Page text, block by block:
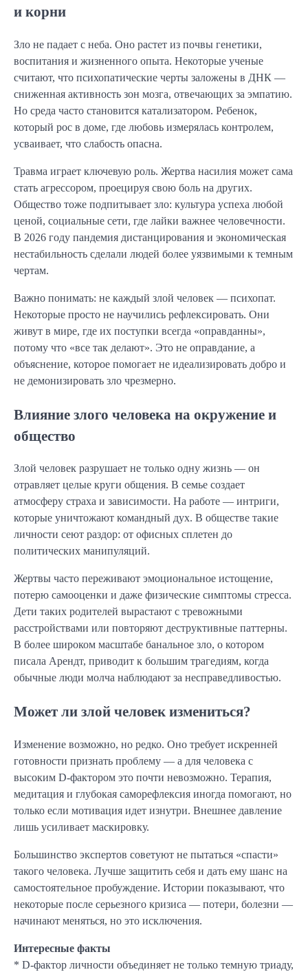
и корни
Зло не падает с неба. Оно растет из почвы генетики,
воспитания и жизненного опыта. Некоторые ученые
считают, что психопатические черты заложены в ДНК —
сниженная активность зон мозга, отвечающих за эмпатию.
Но среда часто становится катализатором. Ребенок,
который рос в доме, где любовь измерялась контролем,
усваивает, что слабость опасна.
Травма играет ключевую роль. Жертва насилия может сама
стать агрессором, проецируя свою боль на других.
Общество тоже подпитывает зло: культура успеха любой
ценой, социальные сети, где лайки важнее человечности.
В 2026 году пандемия дистанцирования и экономическая
нестабильность сделали людей более уязвимыми к темным
чертам.
Важно понимать: не каждый злой человек — психопат.
Некоторые просто не научились рефлексировать. Они
живут в мире, где их поступки всегда «оправданны»,
потому что «все так делают». Это не оправдание, а
объяснение, которое помогает не идеализировать добро и
не демонизировать зло чрезмерно.
Влияние злого человека на окружение и
общество
Злой человек разрушает не только одну жизнь — он
отравляет целые круги общения. В семье создает
атмосферу страха и зависимости. На работе — интриги,
которые уничтожают командный дух. В обществе такие
личности сеют раздор: от офисных сплетен до
политических манипуляций.
Жертвы часто переживают эмоциональное истощение,
потерю самооценки и даже физические симптомы стресса.
Дети таких родителей вырастают с тревожными
расстройствами или повторяют деструктивные паттерны.
В более широком масштабе банальное зло, о котором
писала Арендт, приводит к большим трагедиям, когда
обычные люди молча наблюдают за несправедливостью.
Может ли злой человек измениться?
Изменение возможно, но редко. Оно требует искренней
готовности признать проблему — а для человека с
высоким D-фактором это почти невозможно. Терапия,
медитация и глубокая саморефлексия иногда помогают, но
только если мотивация идет изнутри. Внешнее давление
лишь усиливает маскировку.
Большинство экспертов советуют не пытаться «спасти»
такого человека. Лучше защитить себя и дать ему шанс на
самостоятельное пробуждение. Истории показывают, что
некоторые после серьезного кризиса — потери, болезни —
начинают меняться, но это исключения.
Интересные факты
* D-фактор личности объединяет не только темную триаду,